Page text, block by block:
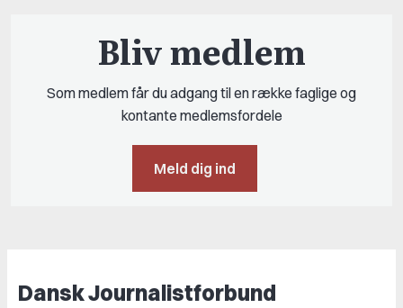
Bliv medlem
Som medlem får du adgang til en række faglige og
kontante medlemsfordele
Meld dig ind
Dansk Journalistforbund